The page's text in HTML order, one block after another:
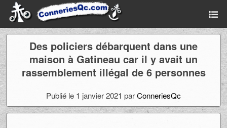
Des policiers débarquent dans une
maison à Gatineau car il y avait un
rassemblement illégal de 6 personnes
Publié le 1 janvier 2021 parConneriesQc